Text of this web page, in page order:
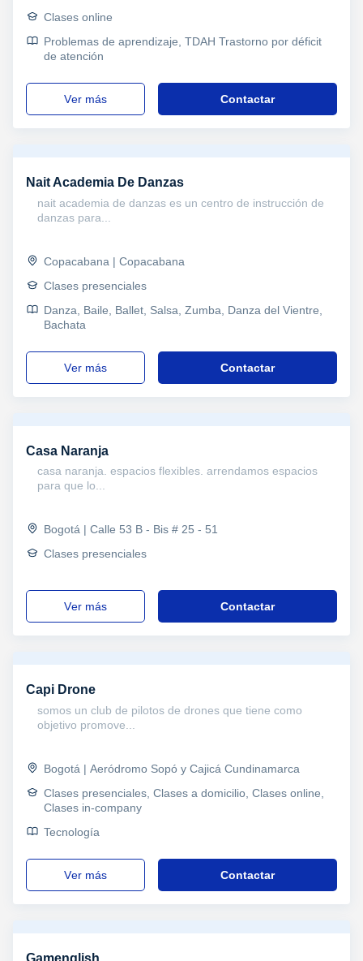
Clases online
Problemas de aprendizaje, TDAH Trastorno por déficit
de atención
ver más Contactar
Nait Academia De Danzas
nait academia de danzas es un centro de instrucción de
danzas para...
Copacabana | Copacabana
Clases presenciales
Danza, Baile, Ballet, Salsa, Zumba, Danza del Vientre,
Bachata
ver más Contactar
Casa Naranja
casa naranja. espacios flexibles. arrendamos espacios
para que lo...
Bogotá | Calle 53 B - Bis # 25 - 51
Clases presenciales
ver más Contactar
Capi Drone
somos un club de pilotos de drones que tiene como
objetivo promove...
Bogotá | Aeródromo Sopó y Cajicá Cundinamarca
Clases presenciales, Clases a domicilio, Clases online,
Clases in-company
Tecnología
ver más Contactar
Gamenglish